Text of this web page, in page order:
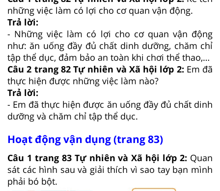
những việc làm có lợi cho cơ quan vận động.
Trả lời:
- Những việc làm có lợi cho cơ quan vận động
như: ăn uống đầy đủ chất dinh dưỡng, chăm chỉ
tập thể dục, đảm bảo an toàn khi chơi thể thao,…
Câu 2 trang 82 Tự nhiên và Xã hội lớp 2: Em đã
thực hiện được những việc làm nào?
Trả lời:
- Em đã thực hiện được ăn uống đầy đủ chất dinh
dưỡng và chăm chỉ tập thể dục.
Hoạt động vận dụng (trang 83)
Câu 1 trang 83 Tự nhiên và Xã hội lớp 2: Quan
sát các hình sau và giải thích vì sao tay bạn mình
phải bó bột.